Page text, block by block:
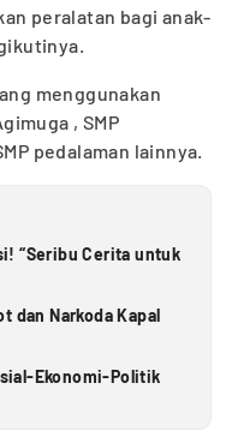
peralatan bagi anak-
menggunakan
, SMP
pedalaman lainnya.
“Seribu Cerita untuk
dan Narkoda Kapal
Ekonomi-Politik